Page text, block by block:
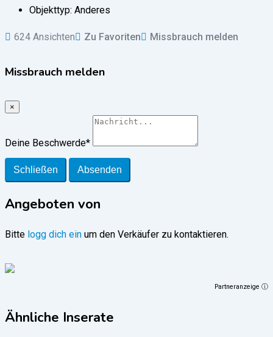
Objekttyp: Anderes
624 Ansichten Zu Favoriten Missbrauch melden
Missbrauch melden
×
Deine Beschwerde*
Schließen Absenden
Angeboten von
Bitte logg dich ein um den Verkäufer zu kontaktieren.
Partneranzeige ⓘ
Ähnliche Inserate